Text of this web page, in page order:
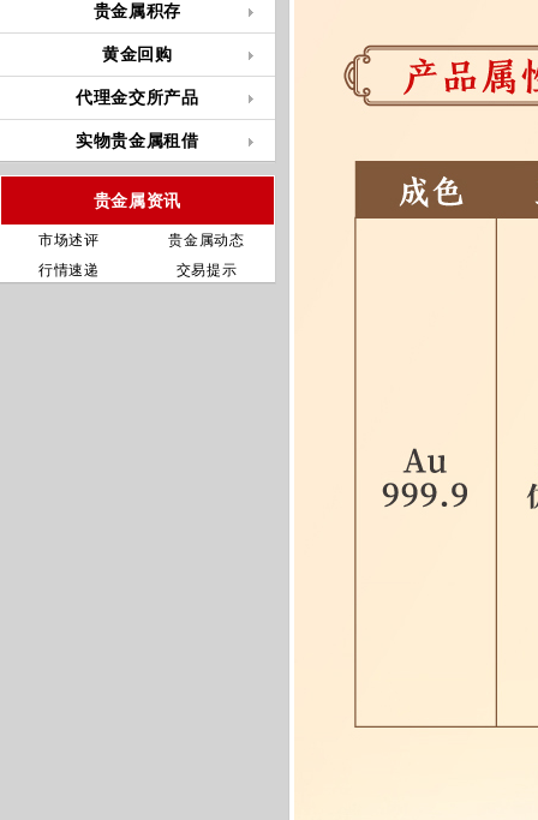
贵金属积存
黄金回购
代理金交所产品
实物贵金属租借
贵金属资讯
市场述评
贵金属动态
行情速递
交易提示